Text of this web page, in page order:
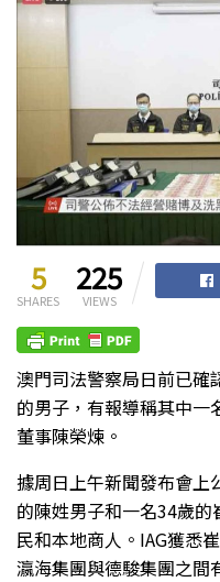
5
SHARES
225
VIEWS
澳門司法警察局日前已確
的男子，有報導稱其中一
董事陳榮煉。
據周日上午新聞發布會上
的陳姓男子和一名34歲
民和本地商人。IAG獲悉
瀛海集團與德駿集團之間